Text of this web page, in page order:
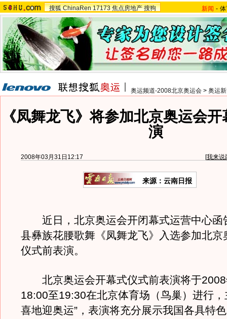
搜狐 ChinaRen 17173 焦点房地产 搜狗 新闻 -
奥运频道-2008北京奥运会 > 奥运
《凤舞龙飞》将参加北京奥运会
演
2008年03月31日12:17 [我来说
来源：云南日报
近日，北京奥运会开闭幕式运营中心函
县彝族花腰歌舞《凤舞龙飞》入选参加北京
仪式前表演。
北京奥运会开幕式仪式前表演将于2008
18:00至19:30在北京体育场（鸟巢）进行，
喜地迎奥运”，表演将充分展示我国各具特